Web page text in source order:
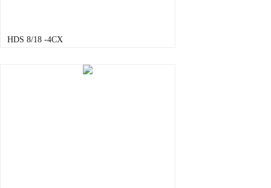
HDS 8/18 -4CX